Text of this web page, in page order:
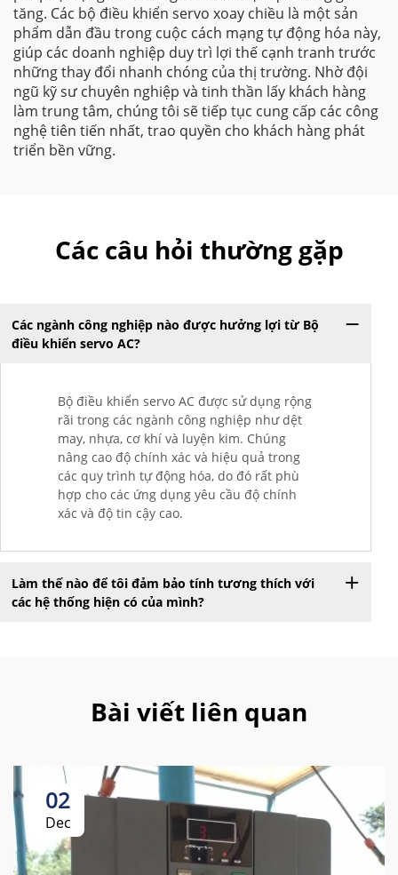
tăng. Các bộ điều khiển servo xoay chiều là một sản
phẩm dẫn đầu trong cuộc cách mạng tự động hóa này,
giúp các doanh nghiệp duy trì lợi thế cạnh tranh trước
những thay đổi nhanh chóng của thị trường. Nhờ đội
ngũ kỹ sư chuyên nghiệp và tinh thần lấy khách hàng
làm trung tâm, chúng tôi sẽ tiếp tục cung cấp các công
nghệ tiên tiến nhất, trao quyền cho khách hàng phát
triển bền vững.
Các câu hỏi thường gặp
Các ngành công nghiệp nào được hưởng lợi từ Bộ
điều khiển servo AC?
Bộ điều khiển servo AC được sử dụng rộng
rãi trong các ngành công nghiệp như dệt
may, nhựa, cơ khí và luyện kim. Chúng
nâng cao độ chính xác và hiệu quả trong
các quy trình tự động hóa, do đó rất phù
hợp cho các ứng dụng yêu cầu độ chính
xác và độ tin cậy cao.
Làm thế nào để tôi đảm bảo tính tương thích với
các hệ thống hiện có của mình?
Bài viết liên quan
02
Dec